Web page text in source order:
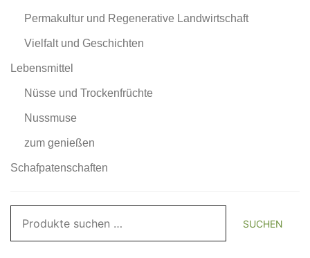
Permakultur und Regenerative Landwirtschaft
Vielfalt und Geschichten
Lebensmittel
Nüsse und Trockenfrüchte
Nussmuse
zum genießen
Schafpatenschaften
nach:
SUCHEN